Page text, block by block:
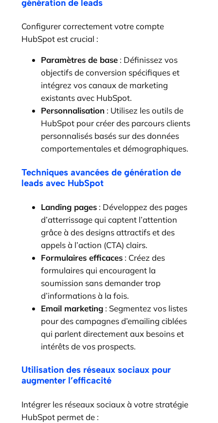
génération de leads
Configurer correctement votre compte
HubSpot est crucial :
Paramètres de base: Définissez vos
objectifs de conversion spécifiques et
intégrez vos canaux de marketing
existants avec HubSpot.
Personnalisation : Utilisez les outils de
HubSpot pour créer des parcours clients
personnalisés basés sur des données
comportementales et démographiques.
Techniques avancées de génération de
leads avec HubSpot
Landing pages: Développez des pages
d’atterrissage qui captent l’attention
grâce à des designs attractifs et des
appels à l’action (CTA) clairs.
Formulaires efficaces: Créez des
formulaires qui encouragent la
soumission sans demander trop
d’informations à la fois.
Email marketing: Segmentez vos listes
pour des campagnes d’emailing ciblées
qui parlent directement aux besoins et
intérêts de vos prospects.
Utilisation des réseaux sociaux pour
augmenter l’efficacité
Intégrer les réseaux sociaux à votre stratégie
HubSpot permet de :